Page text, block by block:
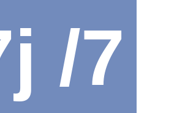
/7